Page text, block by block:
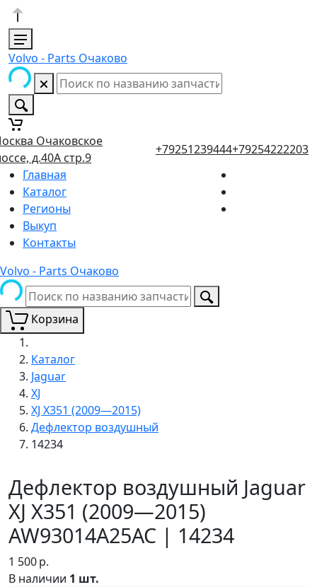
Volvo - Parts Очаково
Очаковское
д.40А стр.9
+79251239444+79254222203
Главная
Каталог
Регионы
Выкуп
Контакты
Volvo - Parts Очаково
Корзина
Каталог
Jaguar
XJ
XJ X351 (2009—2015)
Дефлектор воздушный
14234
Дефлектор воздушный Jaguar
XJ X351 (2009—2015)
AW93014A25AC | 14234
1 500р.
В наличии 1 шт.